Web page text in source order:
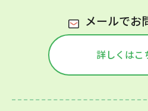
メールでお
詳しくはこ